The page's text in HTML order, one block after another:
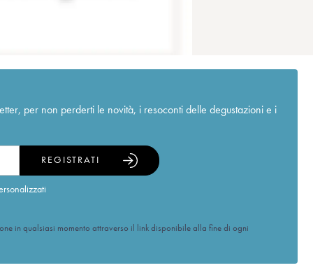
per non perderti le novità, i resoconti delle degustazioni e i
REGISTRATI
in qualsiasi momento attraverso il link disponibile alla fine di ogni